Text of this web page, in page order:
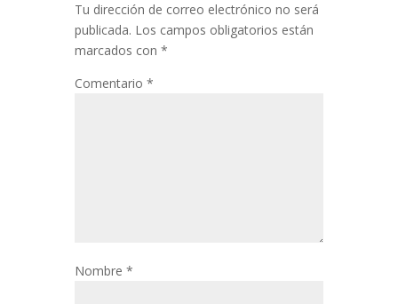
Tu dirección de correo electrónico no será
publicada. Los campos obligatorios están
marcados con *
Comentario *
Nombre *